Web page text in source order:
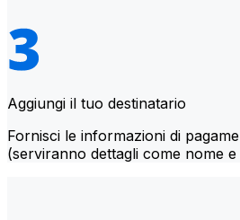
Aggiungi il tuo destinatario
Fornisci le informazioni di
(serviranno dettagli come nome